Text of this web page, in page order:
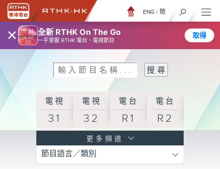
× 全新 RTHK On The Go
一手掌握 RTHK 電台、電視節目
取得
ENG / 簡
電視
31
電視
32
電台
R1
電台
R2
R3
更多頻道
節目語言／類別